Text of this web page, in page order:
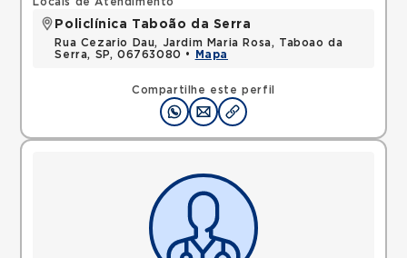
Compartilhe este perfil
Policlínica Taboão da Serra
Rua Cezario Dau, Jardim Maria Rosa, Taboao da
Serra, SP, 06763080 •
Mapa